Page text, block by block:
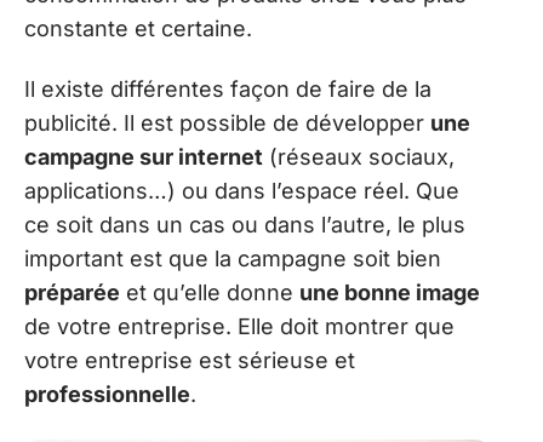
constante et certaine.
Il existe différentes façon de faire de la
publicité. Il est possible de développer une
campagne sur internet (réseaux sociaux,
applications…) ou dans l’espace réel. Que
ce soit dans un cas ou dans l’autre, le plus
important est que la campagne soit bien
préparée et qu’elle donne une bonne image
de votre entreprise. Elle doit montrer que
votre entreprise est sérieuse et
professionnelle.